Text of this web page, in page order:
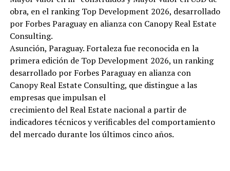
obra, en el ranking Top Development 2026, desarrollado
por Forbes Paraguay en alianza con Canopy Real Estate
Consulting.
Asunción, Paraguay. Fortaleza fue reconocida en la
primera edición de Top Development 2026, un ranking
desarrollado por Forbes Paraguay en alianza con
Canopy Real Estate Consulting, que distingue a las
empresas que impulsan el
crecimiento del Real Estate nacional a partir de
indicadores técnicos y verificables del comportamiento
del mercado durante los últimos cinco años.